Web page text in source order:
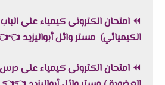
⏪ امتحان الكترونى كيمياء على الباب
الكيميائي) مستر وائل أبواليزيد 👈
⏪ امتحان الكترونى كيمياء على درس